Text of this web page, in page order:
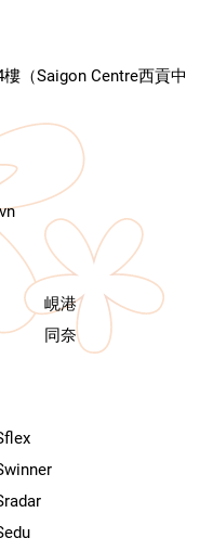
（Saigon Centre西貢中
峴港
同奈